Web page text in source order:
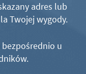
adres lub
Twojej wygody.
u